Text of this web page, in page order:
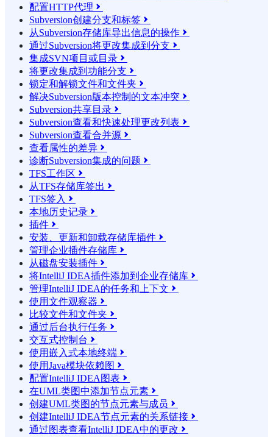
配置HTTP代理 
Subversion创建分支和标签 
从Subversion存储库导出信息的操作 
通过Subversion将更改集成到分支 
集成SVN项目或目录 
将更改集成到功能分支 
锁定和解锁文件和文件夹 
解决Subversion版本控制的文本冲突 
Subversion共享目录 
Subversion查看和快速处理更改列表 
Subversion查看合并源 
查看属性的差异 
诊断Subversion集成的问题 
TFS工作区 
从TFS存储库签出 
TFS签入 
本地历史记录 
插件 
安装、更新和卸载存储库插件 
管理企业插件存储库 
从磁盘安装插件 
将IntelliJ IDEA插件添加到企业存储库 
管理IntelliJ IDEA的任务和上下文 
使用文件观察器 
比较文件和文件夹 
通过后台执行任务 
交互式控制台 
使用嵌入式本地终端 
使用Java模块依赖图 
配置IntelliJ IDEA图表 
在UML类图中添加节点元素 
创建UML类图的节点元素与成员 
创建IntelliJ IDEA节点元素的关系链接 
通过图表查看IntelliJ IDEA中的更改 